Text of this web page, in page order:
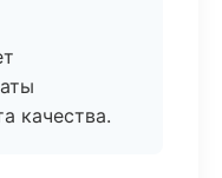
качества.